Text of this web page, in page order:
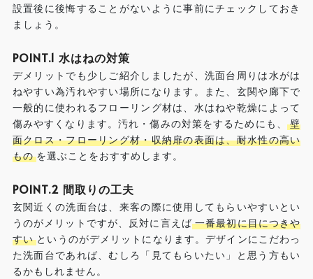
設置後に後悔することがないように事前にチェックしておき
ましょう。
POINT.1 水はねの対策
デメリットでも少しご紹介しましたが、洗面台周りは水がは
ねやすい為汚れやすい場所になります。また、玄関や廊下で
一般的に使われるフローリング材は、水はねや乾燥によって
傷みやすくなります。汚れ・傷みの対策をするためにも、
壁
面クロス・フローリング材・収納扉の表面は、耐水性の高い
もの を選ぶことをおすすめします。
POINT.2 間取りの工夫
玄関近くの洗面台は、来客の際に使用してもらいやすいとい
うのがメリットですが、反対に言えば 一番最初に目につきや
すい というのがデメリットになります。デザインにこだわっ
た洗面台であれば、むしろ「見てもらいたい」と思う方もい
るかもしれません。